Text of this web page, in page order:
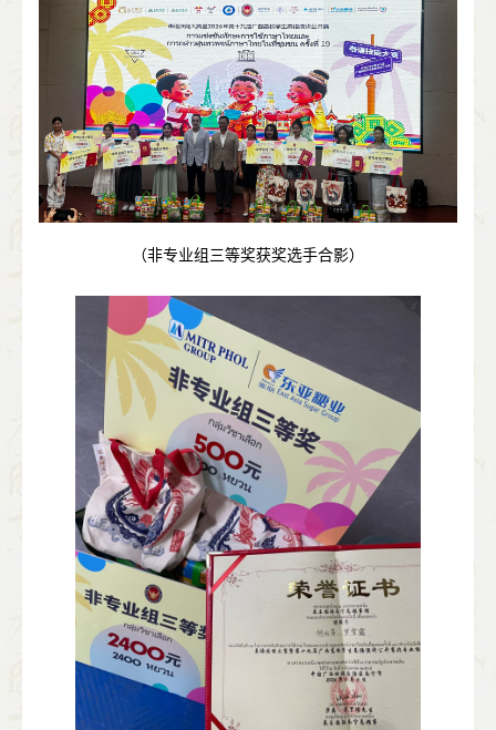
（非专业组三等奖获奖选手合影）